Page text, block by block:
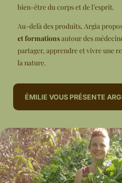
bien-être du corps et de l’esprit.
Au-delà des produits, Argia
et formationsautour des
partager, apprendre et vivre une
la nature.
ÉMILIE VOUS PRÉSENTE